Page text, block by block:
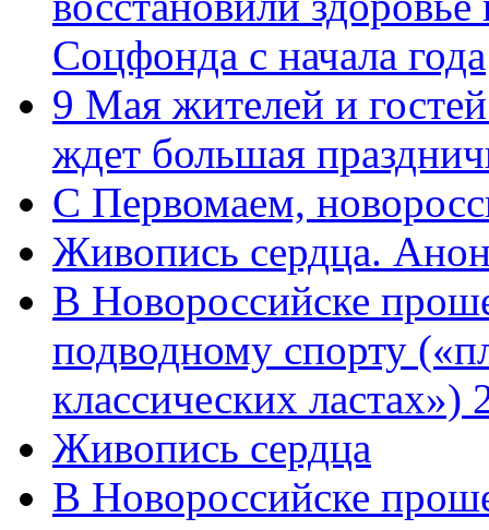
Соцфонда с начала года
9 Мая жителей и
ждет большая
C Первомаем,
Живопись сердца.
В Новороссийске
подводному спорту
классических
Живопись сердца
В Новороссийске